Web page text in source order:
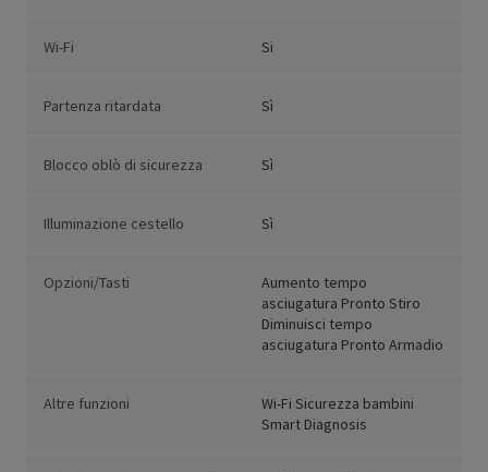
Wi-Fi Si
Partenza ritardata Sì
Blocco oblò di sicurezza Sì
Illuminazione cestello Sì
Opzioni/Tasti
Aumento tempo
asciugatura Pronto Stiro
Diminuisci tempo
asciugatura Pronto Armadio
Altre funzioni
Wi-Fi Sicurezza bambini
Smart Diagnosis